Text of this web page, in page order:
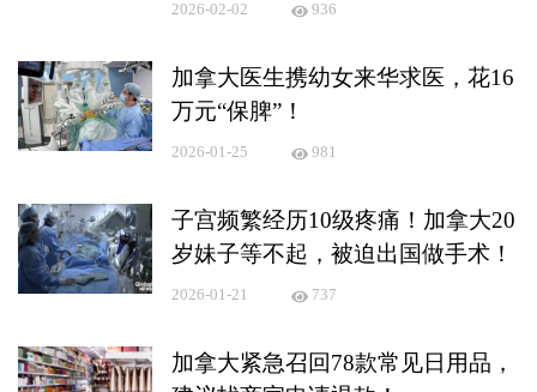
2026-02-02 936
加拿大医生携幼女来华求医，花16
万元“保脾”！
2026-01-25 981
子宫频繁经历10级疼痛！加拿大20
岁妹子等不起，被迫出国做手术！
2026-01-21 737
加拿大紧急召回78款常见日用品，